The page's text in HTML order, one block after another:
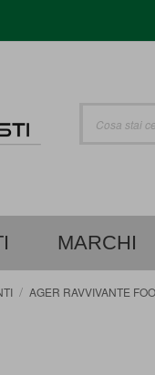
MARCHI
AGER RAVVIVANTE